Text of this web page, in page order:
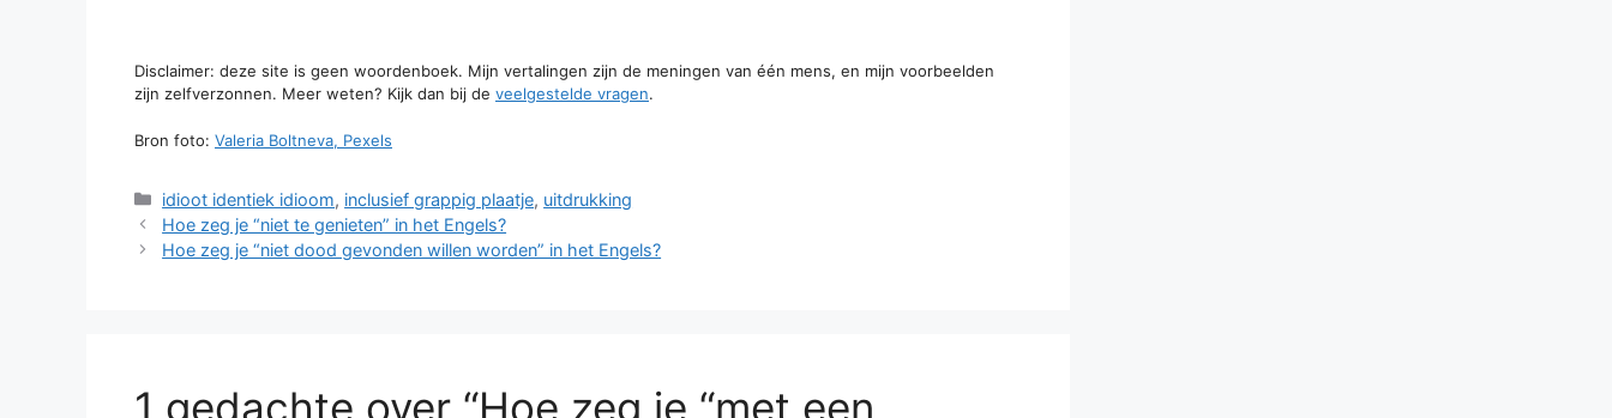
Disclaimer: deze site is geen woordenboek. Mijn vertalingen zijn de meningen van één mens, en mijn voorbeelden
zijn zelfverzonnen. Meer weten? Kijk dan bij de veelgestelde vragen.
Bron foto: Valeria Boltneva, Pexels
Categorieën
idioot identiek idioom, inclusief grappig plaatje, uitdrukking
Hoe zeg je “niet te genieten” in het Engels?
Hoe zeg je “niet dood gevonden willen worden” in het Engels?
1 gedachte over “Hoe zeg je “met een